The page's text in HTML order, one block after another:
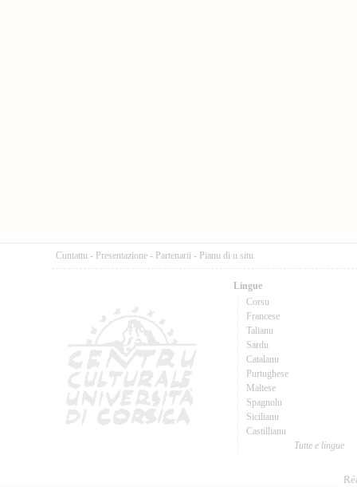
Cuntattu - Presentazione - Partenarii - Pianu di u situ
Lingue
Corsu
Francese
Talianu
Sardu
Catalanu
Purtughese
Maltese
Spagnolu
Sicilianu
Castillianu
Tutte e lingue